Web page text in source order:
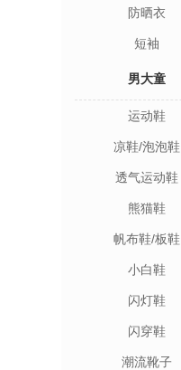
防晒衣
短袖
男大童
运动鞋
凉鞋/泡泡鞋
透气运动鞋
熊猫鞋
帆布鞋/板鞋
小白鞋
闪灯鞋
闪穿鞋
潮流靴子